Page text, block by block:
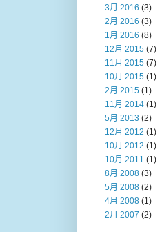
3月 2016 (3)
2月 2016 (3)
1月 2016 (8)
12月 2015 (7)
11月 2015 (7)
10月 2015 (1)
2月 2015 (1)
11月 2014 (1)
5月 2013 (2)
12月 2012 (1)
10月 2012 (1)
10月 2011 (1)
8月 2008 (3)
5月 2008 (2)
4月 2008 (1)
2月 2007 (2)